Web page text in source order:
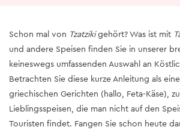
Schon mal von Tzatzikigehört? Was ist mit
und andere Speisen finden Sie in unserer
keineswegs umfassenden Auswahl an
Betrachten Sie diese kurze Anleitung als
griechischen Gerichten (hallo, Feta-Käse),
Lieblingsspeisen, die man nicht auf den
Touristen findet. Fangen Sie schon heute